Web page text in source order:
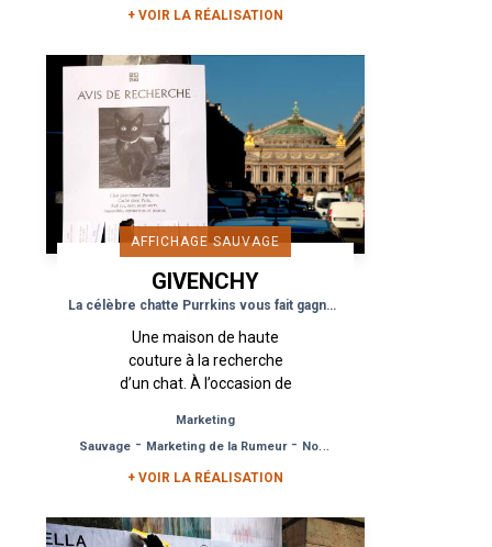
l’agence Urban...
+ VOIR LA RÉALISATION
AFFICHAGE SAUVAGE
GIVENCHY
La célèbre chatte Purrkins vous fait gagner un défilé si vous la trouvez
Une maison de haute
couture à la recherche
d’un chat. À l’occasion de
est devenu le chat le plus
célèbre de Paris. Urban Act
a...
Marketing
Sauvage - Marketing de la Rumeur- Notoriété de Marque
+ VOIR LA RÉALISATION